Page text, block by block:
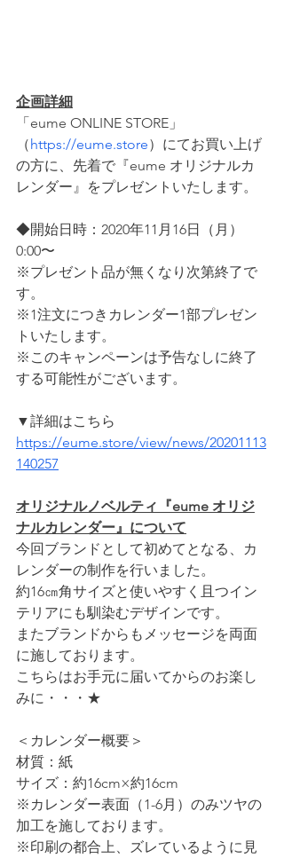
企画詳細
「eume ONLINE STORE」
（https://eume.store）にてお買い上げ
の方に、先着で『eume オリジナルカ
レンダー』をプレゼントいたします。
◆開始日時：2020年11月16日（月）
0:00〜
※プレゼント品が無くなり次第終了で
す。
※1注文につきカレンダー1部プレゼン
トいたします。
※このキャンペーンは予告なしに終了
する可能性がございます。
▼詳細はこちら
https://eume.store/view/news/20201113
140257
オリジナルノベルティ『eume オリジ
ナルカレンダー』について
今回ブランドとして初めてとなる、カ
レンダーの制作を行いました。
約16㎝角サイズと使いやすく且つイン
テリアにも馴染むデザインです。
またブランドからもメッセージを両面
に施しております。
こちらはお手元に届いてからのお楽し
みに・・・★
＜カレンダー概要＞
材質：紙
サイズ：約16cm×約16cm
※カレンダー表面（1-6月）のみツヤの
加工を施しております。
※印刷の都合上、ズレているように見